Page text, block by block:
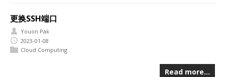
更换SSH端口
Youon Pak
2023-01-08
Cloud Computing
Read more…